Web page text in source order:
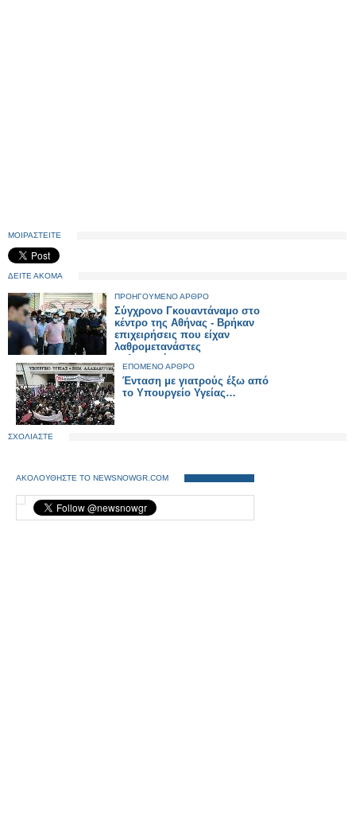
ΜΟΙΡΑΣΤΕΙΤΕ
ΔΕΙΤΕ ΑΚΟΜΑ
ΠΡΟΗΓΟΥΜΕΝΟ ΑΡΘΡΟ
Σύγχρονο Γκουαντάναμο στο
κέντρο της Αθήνας - Βρήκαν
επιχειρήσεις που είχαν
λαθρομετανάστες
φυλακισμένους,
ανασφάλιστους και με
κάμερες ασφαλείας!
ΕΠΟΜΕΝΟ ΑΡΘΡΟ
Ένταση με γιατρούς έξω από
το Υπουργείο Υγείας…
ΣΧΟΛΙΑΣΤΕ
ΑΚΟΛΟΥΘΗΣΤΕ ΤΟ NEWSNOWGR.COM